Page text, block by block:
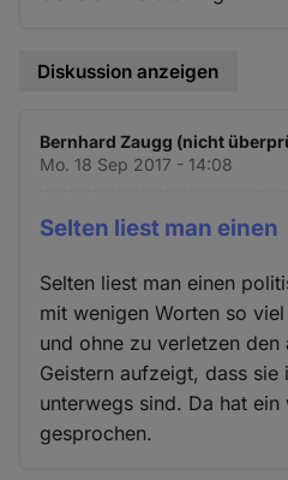
Diskussion anzeigen
Bernhard Zaugg (nicht
Mo. 18 Sep 2017 - 14:08
Selten liest man einen
Selten liest man einen
mit wenigen Worten so
und ohne zu verletzen den
Geistern aufzeigt, dass sie
unterwegs sind. Da hat ein
gesprochen.